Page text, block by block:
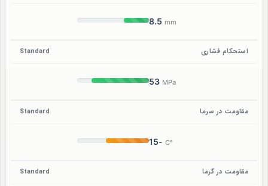
8.5 mm
استحکام فشاری
53 MPa
Standard
مقاومت در سرما
-15 °C
Standard
مقاومت در گرما Standard